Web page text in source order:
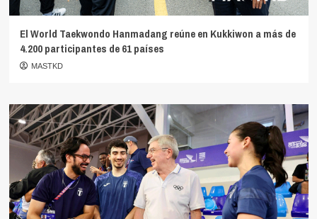
El World Taekwondo Hanmadang reúne en Kukkiwon a más de
4.200 participantes de 61 países
MASTKD